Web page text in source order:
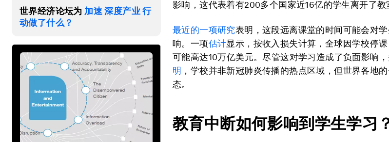
世界经济论坛为 加速 深度产业 行
动做了什么？
影响，这代表着有200多个国家近16亿的学生离开了教
最近的一项研究表明，这段远离课堂的时间可能会对
响。一项估计显示，按收入损失计算，全球因学校停
可能高达10万亿美元。尽管这对学习造成了负面影响，
明 ，学校并非新冠肺炎传播的热点区域，但世界各地
态。
教育中断如何影响到学生学习